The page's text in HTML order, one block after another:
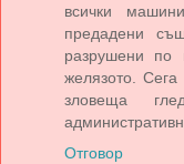
всички
предадени
разрушени по
желязото.
зловеща
Отговор